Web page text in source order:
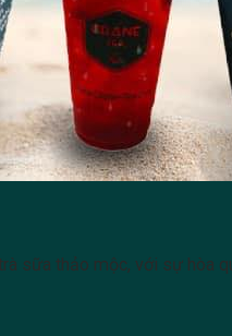
sữa thảo mộc, với sự hòa